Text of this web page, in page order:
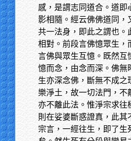
感，是謂志同道合。道即
影相隨。經云佛佛道同，
共一法身，即此之謂也。
相對。前段言佛憶眾生，
言佛與眾生互憶。既然互
憶而念，由念而深。佛無
生亦深念佛，斷無不成之
樂淨土，故一切法門，不
亦不離此法。惟淨宗求往
則在娑婆斷惑證真，此其
宗言，一經往生，即了生